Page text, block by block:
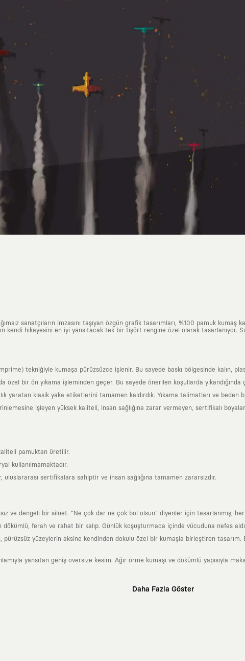
sanatçıların imzasını taşıyan özgün grafik tasarımları, %100 pamuk
hikayesini en iyi yansıtacak tek bir tişört rengine özel olarak tasarlanıyor.
tekniğiyle kumaşa pürüzsüzce işlenir. Bu sayede baskı bölgesinde kalın,
özel bir ön yıkama işleminden geçer. Bu sayede önerilen koşullarda yıkandığında
yaratan klasik yaka etiketlerini tamamen kaldırdık. Yıkama talimatları ve
işleyen yüksek kaliteli, insan sağlığına zarar vermeyen, sertifikalı
pamuktan üretilir.
kullanılmamaktadır.
uluslararası sertifikalara sahiptir ve insan sağlığına tamamen zararsızdır.
ve dengeli bir silüet. "Ne çok dar ne çok bol olsun" diyenler için tasarlanmış,
ferah ve rahat bir kalıp. Günlük koşuşturmaca içinde vücuduna nefes
pürüzsüz yüzeylerin aksine kendinden dokulu özel bir kumaşla birleştiren
yansıtan geniş oversize kesim. Ağır örme kumaşı ve dökümlü yapısıyla
Daha Fazla Göster